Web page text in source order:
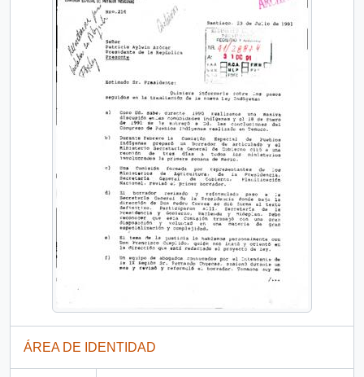
ÁREA DE IDENTIDAD